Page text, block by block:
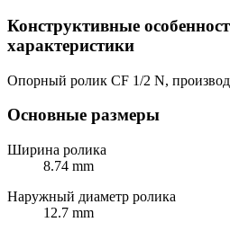
Конструктивные
характеристики
Опорный ролик CF 1/2 N,
Основные размеры
Ширина ролика
8.74 mm
Наружный диаметр ролика
12.7 mm